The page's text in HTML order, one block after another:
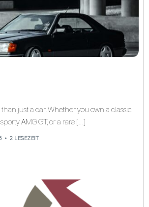
just a car. Whether you own a classic
AMG GT, or a rare […]
2 LESEZEIT